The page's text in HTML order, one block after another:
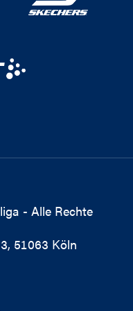
- Alle Rechte
51063 Köln